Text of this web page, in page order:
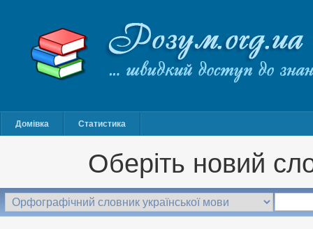
Домівка Статистика
Оберіть новий